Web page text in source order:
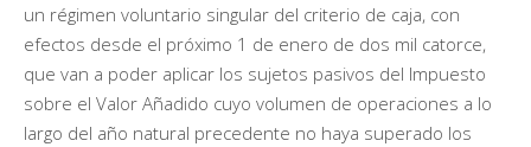
un régimen voluntario singular del criterio de caja, con
efectos desde el próximo 1 de enero de dos mil catorce,
que van a poder aplicar los sujetos pasivos del Impuesto
sobre el Valor Añadido cuyo volumen de operaciones a lo
largo del año natural precedente no haya superado los